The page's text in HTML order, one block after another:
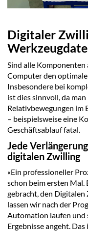
Digitaler
Sind alle
Computer den
Insbesondere bei
ist dies sinnvoll, da
Relativbewegungen im
– beispielsweise eine
Geschäftsablauf fatal.
Jede
digitalen Zwilling
«Ein professioneller
schon beim ersten Mal.
gebracht, den
lassen wir nach der
Automation laufen und
Ergebnisse angeht.